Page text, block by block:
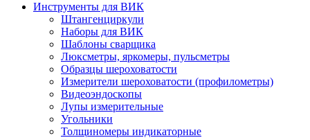
Инструменты для ВИК
Штангенциркули
Наборы для ВИК
Шаблоны сварщика
Люксметры, яркомеры, пульсметры
Образцы шероховатости
Измерители шероховатости (профилометры)
Видеоэндоскопы
Лупы измерительные
Угольники
Толщиномеры индикаторные